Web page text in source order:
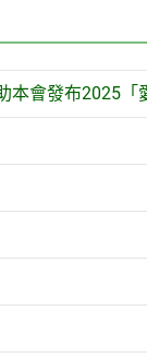
本會發布2025